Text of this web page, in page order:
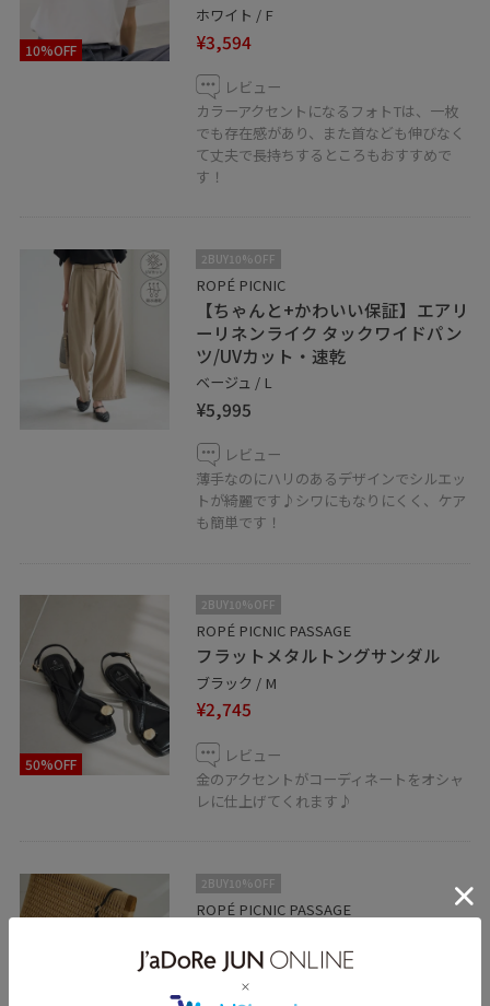
10%OFF
ホワイト / F
¥3,594
レビュー
カラーアクセントになるフォトTは、一枚
でも存在感があり、また首なども伸びなく
て丈夫で長持ちするところもおすすめで
す！
2BUY10%OFF
ROPÉ PICNIC
【ちゃんと+かわいい保証】エアリ
ーリネンライク タックワイドパン
ツ/UVカット・速乾
ベージュ / L
¥5,995
レビュー
薄手なのにハリのあるデザインでシルエッ
トが綺麗です♪シワにもなりにくく、ケア
も簡単です！
50%OFF
2BUY10%OFF
ROPÉ PICNIC PASSAGE
フラットメタルトングサンダル
ブラック / M
¥2,745
レビュー
金のアクセントがコーディネートをオシャ
レに仕上げてくれます♪
2BUY10%OFF
ROPÉ PICNIC PASSAGE
グ/2WAY
ブラック / F